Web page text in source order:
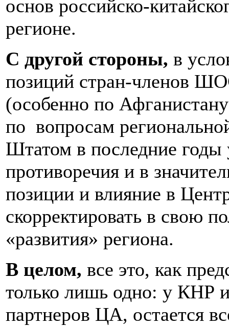
основ российско-
регионе.
С другой стороны, в
позиций стран-членов
(особенно по
по вопросам
Штатом в последние годы
противоречия и в
позиции и влияние в
скорректировать в свою
«развития» региона.
В целом, все это, как
только лишь одно: у КНР
партнеров ЦА, остается